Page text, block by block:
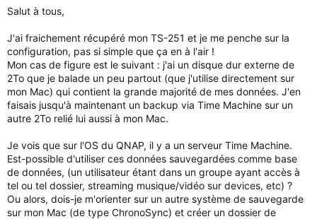
j
t
Salut à tous,
J'ai fraichement récupéré mon TS-251 et je me penche sur la
configuration, pas si simple que ça en à l'air !
Mon cas de figure est le suivant : j'ai un disque dur externe de
2To que je balade un peu partout (que j'utilise directement sur
mon Mac) qui contient la grande majorité de mes données. J'en
faisais jusqu'à maintenant un backup via Time Machine sur un
autre 2To relié lui aussi à mon Mac.
Je vois que sur l'OS du QNAP, il y a un serveur Time Machine.
Est-possible d'utiliser ces données sauvegardées comme base
de données, (un utilisateur étant dans un groupe ayant accès à
tel ou tel dossier, streaming musique/vidéo sur devices, etc) ?
Ou alors, dois-je m'orienter sur un autre système de sauvegarde
sur mon Mac (de type ChronoSync) et créer un dossier de